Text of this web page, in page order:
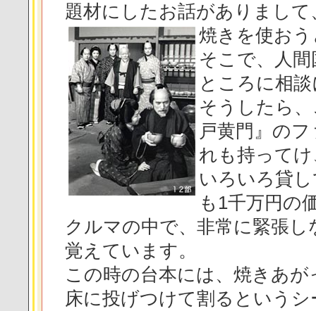
題材にしたお話がありまし
焼きを使お
そこで、人
ところに相
そうしたら
戸黄門』の
れも持って
いろいろ貸
も1千万円の
クルマの中で、非常に緊張
覚えています。
この時の台本には、焼きあ
床に投げつけて割るという